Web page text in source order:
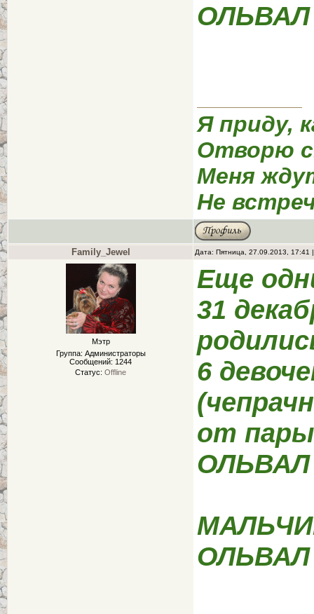
Я приду,
Отворю
Меня
Не
Family_Jewel Дата: Пятница, 27.09.2013,
Мэтр
Группа: Администраторы
Сообщений: 1244
Статус: Offline
Еще
31
6
от пары